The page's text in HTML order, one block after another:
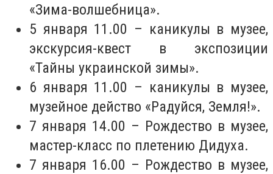
«Зима-волшебница».
5 января 11.00 – каникулы в музее,
экскурсия-квест в экспозиции
«Тайны украинской зимы».
6 января 11.00 – каникулы в музее,
музейное действо «Радуйся, Земля!».
7 января 14.00 – Рождество в музее,
мастер-класс по плетению Дидуха.
7 января 16.00 – Рождество в музее,